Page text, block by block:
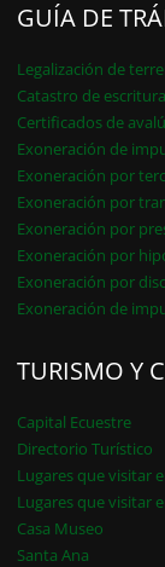
GUÍA DE
Legalización de
Catastro de
Certificados de
Exoneración de
Exoneración por
Exoneración por
Exoneración por
Exoneración por
Exoneración por
Exoneración de
TURISMO Y
Capital Ecuestre
Directorio Turístico
Lugares que visitar
Lugares que visitar
Casa Museo
Santa Ana